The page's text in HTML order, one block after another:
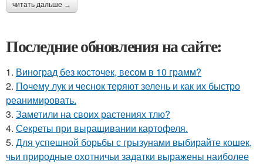
читать дальше →
Последние обновления на сайте:
1. Виноград без косточек, весом в 10 грамм?
2. Почему лук и чеснок теряют зелень и как их быстро
реанимировать.
3. Заметили на своих растениях тлю?
4. Секреты при выращивании картофеля.
5. Для успешной борьбы с грызунами выбирайте кошек,
чьи природные охотничьи задатки выражены наиболее